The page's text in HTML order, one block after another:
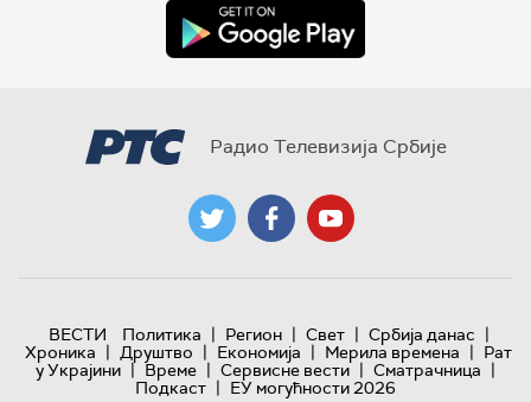
Радио Телевизија Србије
ВЕСТИ Политика | Регион | Свет | Србија данас |
Хроника | Друштво | Економија | Мерила времена | Рат
у Украјини | Време | Сервисне вести | Сматрачница |
Подкаст | ЕУ могућности 2026